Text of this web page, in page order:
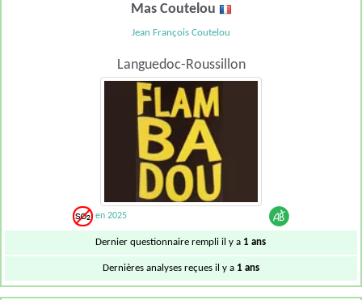
Mas Coutelou
Jean François Coutelou
Languedoc-Roussillon
en 2025
Dernier questionnaire rempli il y a 1 ans
Dernières analyses reçues il y a 1 ans